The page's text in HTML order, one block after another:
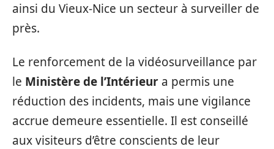
ainsi du Vieux-Nice un secteur à surveiller de
près.
Le renforcement de la vidéosurveillance par
le Ministère de l’Intérieur a permis une
réduction des incidents, mais une vigilance
accrue demeure essentielle. Il est conseillé
aux visiteurs d’être conscients de leur